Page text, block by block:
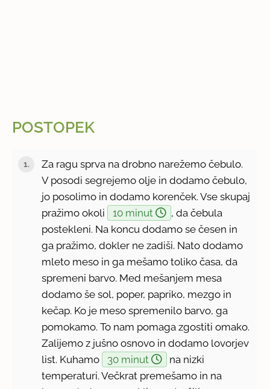
POSTOPEK
Za ragu sprva na drobno narežemo čebulo.
V posodi segrejemo olje in dodamo čebulo,
jo posolimo in dodamo korenček. Vse skupaj
pražimo okoli
10 minut
, da čebula
postekleni. Na koncu dodamo se česen in
ga pražimo, dokler ne zadiši. Nato dodamo
mleto meso in ga mešamo toliko časa, da
spremeni barvo. Med mešanjem mesa
dodamo še sol, poper, papriko, mezgo in
kečap. Ko je meso spremenilo barvo, ga
pomokamo. To nam pomaga zgostiti omako.
Zalijemo z jušno osnovo in dodamo lovorjev
list. Kuhamo
30 minut
na nizki
temperaturi. Večkrat premešamo in na